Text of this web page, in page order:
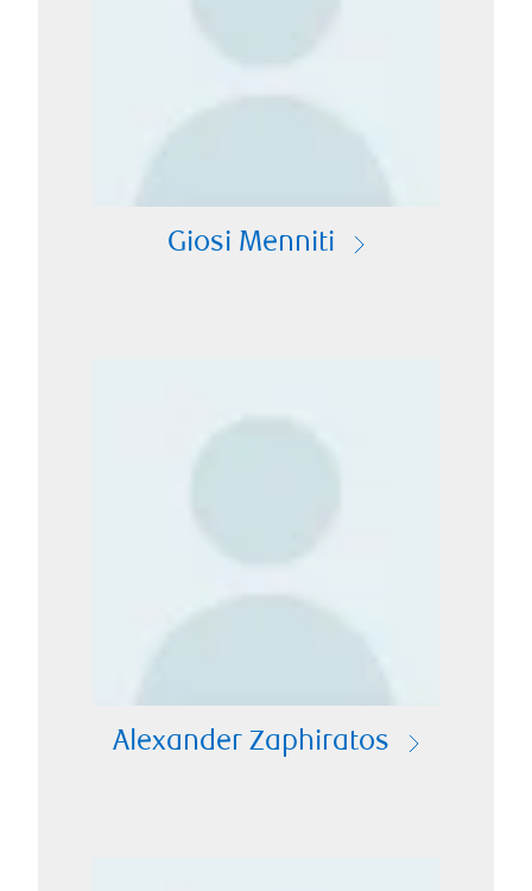
Giosi Menniti
Alexander Zaphiratos